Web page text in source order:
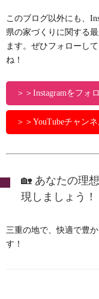
このブログ以外にも、
県の家づくりに関する
ます。ぜひフォローし
ね！
＞＞Instagramをフォ
＞＞YouTubeチャン
🏡 あなたの理
現しましょう！
三重の地で、快適で豊
す！